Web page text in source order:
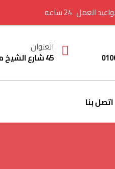
العمل
العنوان
45 شارع الشيخ محمد الغزالي دور 1 اداري – الدقي – الجيزة
اتصل بنا